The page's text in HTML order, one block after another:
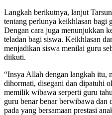
Langkah berikutnya, lanjut
tentang perlunya keikhlasan bagi
Dengan cara juga menunjukkan
teladan bagi siswa. Keikhlasan
menjadikan siswa menilai guru
diikuti.
“Insya Allah dengan langkah itu,
dihormati, disegani dan dipatuhi
memilik wibawa serperti guru
guru benar benar berwibawa dan
pada yang bersamaan prestasi